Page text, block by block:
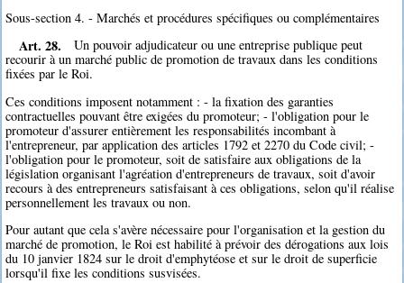
Sous-section 4. - Marchés et procédures spécifiques ou complémentaires
Art. 28.
Un pouvoir adjudicateur ou une entreprise publique peut
recourir à un marché public de promotion de travaux dans les conditions
fixées par le Roi.
Ces conditions imposent notamment : - la fixation des garanties
contractuelles pouvant être exigées du promoteur; - l'obligation pour le
promoteur d'assurer entièrement les responsabilités incombant à
l'entrepreneur, par application des articles 1792 et 2270 du Code civil; -
l'obligation pour le promoteur, soit de satisfaire aux obligations de la
législation organisant l'agréation d'entrepreneurs de travaux, soit d'avoir
recours à des entrepreneurs satisfaisant à ces obligations, selon qu'il réalise
personnellement les travaux ou non.
Pour autant que cela s'avère nécessaire pour l'organisation et la gestion du
marché de promotion, le Roi est habilité à prévoir des dérogations aux lois
du 10 janvier 1824 sur le droit d'emphytéose et sur le droit de superficie
lorsqu'il fixe les conditions susvisées.